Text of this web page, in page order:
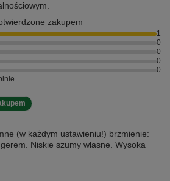
zakupem
1
0
0
0
0
(w każdym ustawieniu!) brzmienie:
Niskie szumy własne. Wysoka